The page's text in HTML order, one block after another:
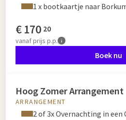
1 x bootkaartje naar
€170 20
vanafprijs p.p.
Boek nu
Hoog Zomer Arrangement
ARRANGEMENT
2 of 3x Overnachting in